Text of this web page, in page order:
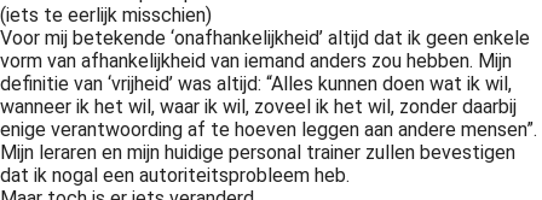
(iets te eerlijk misschien)
Voor mij betekende ‘onafhankelijkheid’ altijd dat ik geen enkele
vorm van afhankelijkheid van iemand anders zou hebben. Mijn
definitie van ‘vrijheid’ was altijd: “Alles kunnen doen wat ik wil,
wanneer ik het wil, waar ik wil, zoveel ik het wil, zonder daarbij
enige verantwoording af te hoeven leggen aan andere mensen”.
Mijn leraren en mijn huidige personal trainer zullen bevestigen
dat ik nogal een autoriteitsprobleem heb.